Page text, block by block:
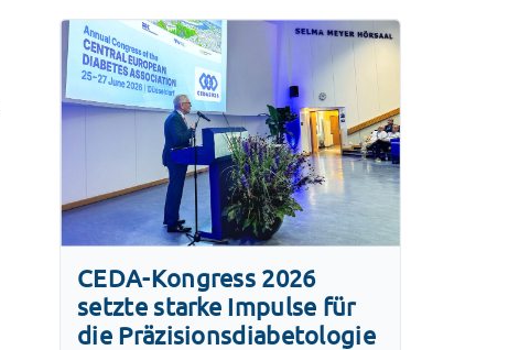
CEDA-Kongress 2026
setzte starke Impulse für
die Präzisionsdiabetologie